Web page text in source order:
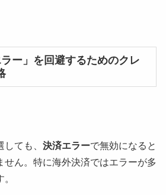
ー」を回避するためのクレ
ても、 決済エラーで無効になると
せん。特に海外決済ではエラーが多